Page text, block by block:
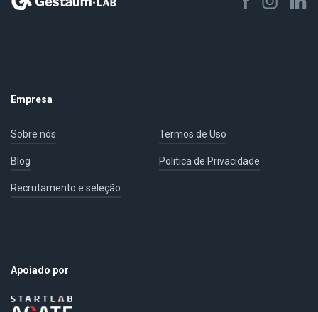
Empresa
Sobre nós Termos de Uso
Blog Politica de Privacidade
Recrutamento e seleção
Apoiado por